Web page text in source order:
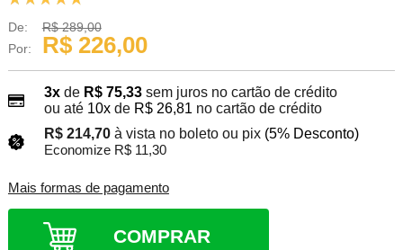
De:
R$ 289,00
Por:
R$ 226,00
3xde R$ 75,33 sem juros no cartão de crédito
ou até 10xde R$ 26,81 no cartão de crédito
R$ 214,70 à vista no boleto ou pix (5% Desconto)
Economize R$ 11,30
Mais formas de pagamento
COMPRAR